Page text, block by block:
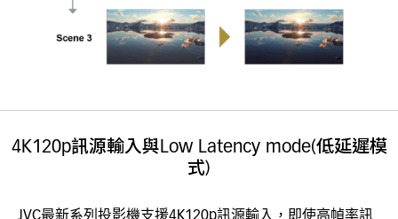
4K120p訊源輸入與Low Latency mode(低延遲模
式)